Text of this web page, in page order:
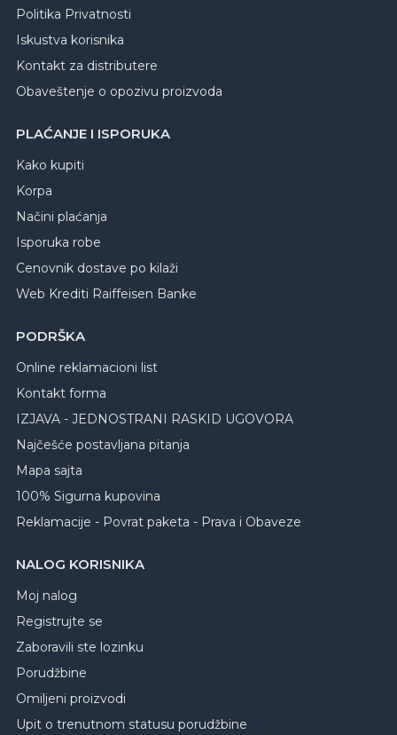
Politika Privatnosti
Iskustva korisnika
Kontakt za distributere
Obaveštenje o opozivu proizvoda
PLAĆANJE I ISPORUKA
Kako kupiti
Korpa
Načini plaćanja
Isporuka robe
Cenovnik dostave po kilaži
Web Krediti Raiffeisen Banke
PODRŠKA
Online reklamacioni list
Kontakt forma
IZJAVA - JEDNOSTRANI RASKID UGOVORA
Najčešće postavljana pitanja
Mapa sajta
100% Sigurna kupovina
Reklamacije - Povrat paketa - Prava i Obaveze
NALOG KORISNIKA
Moj nalog
Registrujte se
Zaboravili ste lozinku
Porudžbine
Omiljeni proizvodi
Upit o trenutnom statusu porudžbine